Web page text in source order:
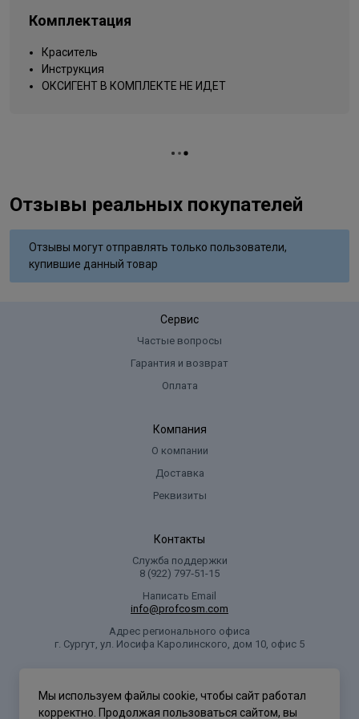
Isomethyl Ionone;Butylphenyl
Aminophenol;N,N-Bis (2-Hydroxyethyl)-p-Phenylenediamine
Sulfate;Sodium Hydrosulfate;Tetrasodium EDTA
Комплектация
Краситель
Инструкция
ОКСИГЕНТ В КОМПЛЕКТЕ НЕ ИДЕТ
Отзывы реальных покупателей
Отзывы могут отправлять только пользователи,
купившие данный товар
Сервис
Частые вопросы
Гарантия и возврат
Оплата
Компания
О компании
Доставка
Реквизиты
Контакты
Служба поддержки
8 (922) 797‑51-15
Написать Email
info@profcosm.com
Адрес регионального офиса
г. Сургут, ул. Иосифа Каролинского, дом 10, офис 5
Мы используем файлы cookie, чтобы сайт работал
корректно. Продолжая пользоваться сайтом, вы